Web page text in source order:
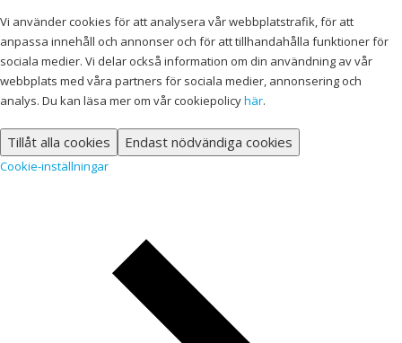
Vi använder cookies för att analysera vår webbplatstrafik, för att
anpassa innehåll och annonser och för att tillhandahålla funktioner för
sociala medier. Vi delar också information om din användning av vår
webbplats med våra partners för sociala medier, annonsering och
analys. Du kan läsa mer om vår cookiepolicyhär.
Tillåt alla cookies Endast nödvändiga cookies
Cookie-inställningar